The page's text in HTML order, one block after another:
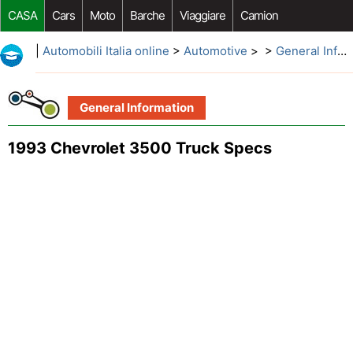
CASA Cars Moto Barche Viaggiare Camion
Riparazione Auto Acquisto Auto Car Opzioni Aftermarket
Automobili Italia online > Automotive > > General Information
General Information
1993 Chevrolet 3500 Truck Specs